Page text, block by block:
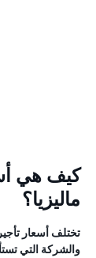
كيف هي
ماليزيا؟
تختلف أسعار
والشركة التي